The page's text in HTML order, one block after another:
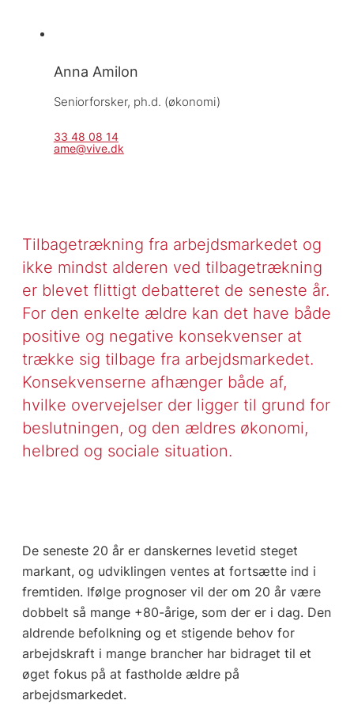
Anna Amilon
Seniorforsker, ph.d. (økonomi)
33 48 08 14
ame@vive.dk
Tilbagetrækning fra arbejdsmarkedet og
ikke mindst alderen ved tilbagetrækning
er blevet flittigt debatteret de seneste år.
For den enkelte ældre kan det have både
positive og negative konsekvenser at
trække sig tilbage fra arbejdsmarkedet.
Konsekvenserne afhænger både af,
hvilke overvejelser der ligger til grund for
beslutningen, og den ældres økonomi,
helbred og sociale situation.
De seneste 20 år er danskernes levetid steget
markant, og udviklingen ventes at fortsætte ind i
fremtiden. Ifølge prognoser vil der om 20 år være
dobbelt så mange +80-årige, som der er i dag. Den
aldrende befolkning og et stigende behov for
arbejdskraft i mange brancher har bidraget til et
øget fokus på at fastholde ældre på
arbejdsmarkedet.